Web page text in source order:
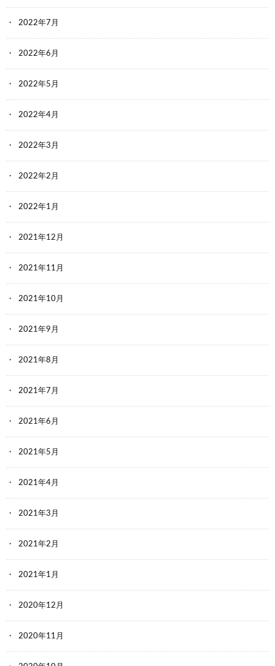
2022年7月
2022年6月
2022年5月
2022年4月
2022年3月
2022年2月
2022年1月
2021年12月
2021年11月
2021年10月
2021年9月
2021年8月
2021年7月
2021年6月
2021年5月
2021年4月
2021年3月
2021年2月
2021年1月
2020年12月
2020年11月